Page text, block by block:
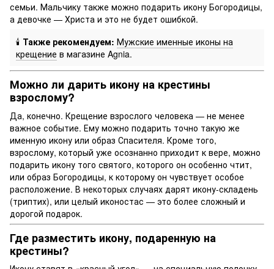
семьи. Мальчику также можно подарить икону Богородицы,
а девочке — Христа и это не будет ошибкой.
🕯️ Также рекомендуем: Мужские именные иконы на
крещение в магазине Agnia.
Можно ли дарить икону на крестины
взрослому?
Да, конечно. Крещение взрослого человека — не менее
важное событие. Ему можно подарить точно такую же
именную икону или образ Спасителя. Кроме того,
взрослому, который уже осознанно приходит к вере, можно
подарить икону того святого, которого он особенно чтит,
или образ Богородицы, к которому он чувствует особое
расположение. В некоторых случаях дарят икону-складень
(триптих), или целый иконостас — это более сложный и
дорогой подарок.
Где разместить икону, подаренную на
крестины?